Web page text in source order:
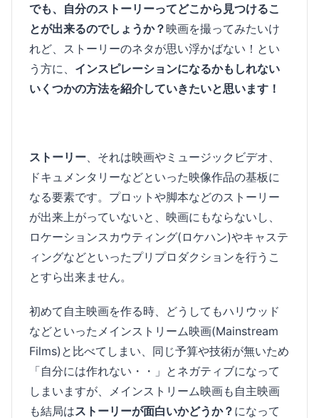
でも、自分のストーリーってどこから見つけるこ
とが出来るのでしょうか？映画を撮ってみたいけ
れど、ストーリーのネタが思い浮かばない！とい
う方に、 インスピレーションになるかもしれない
いくつかの方法を紹介していきたいと思います！
ストーリー 、それは映画やミュージックビデオ、
ドキュメンタリーなどといった映像作品の基板に
なる要素です。プロットや脚本などのストーリー
が出来上がっていないと、映画にもならないし、
ロケーションスカウティング(ロケハン)やキャステ
ィングなどといったプリプロダクションを行うこ
とすら出来ません。
初めて自主映画を作る時、どうしてもハリウッド
などといったメインストリーム映画(Mainstream
Films)と比べてしまい、同じ予算や技術が無いため
「自分には作れない・・」とネガティブになって
しまいますが、メインストリーム映画も自主映画
も結局はストーリーが面白いかどうか？ になって